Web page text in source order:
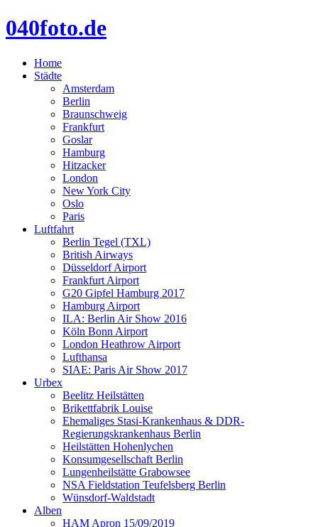
040foto.de
Home
Städte
Amsterdam
Berlin
Braunschweig
Frankfurt
Goslar
Hamburg
Hitzacker
London
New York City
Oslo
Paris
Luftfahrt
Berlin Tegel (TXL)
British Airways
Düsseldorf Airport
Frankfurt Airport
G20 Gipfel Hamburg 2017
Hamburg Airport
ILA: Berlin Air Show 2016
Köln Bonn Airport
London Heathrow Airport
Lufthansa
SIAE: Paris Air Show 2017
Urbex
Beelitz Heilstätten
Brikettfabrik Louise
Ehemaliges Stasi-Krankenhaus & DDR-
Regierungskrankenhaus Berlin
Heilstätten Hohenlychen
Konsumgesellschaft Berlin
Lungenheilstätte Grabowsee
NSA Fieldstation Teufelsberg Berlin
Wünsdorf-Waldstadt
Alben
HAM Apron 15/09/2019